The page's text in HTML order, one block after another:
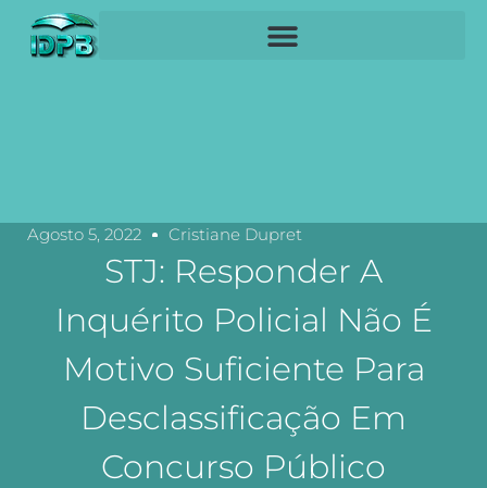
Agosto 5, 2022 Cristiane Dupret
STJ: Responder A
Inquérito Policial Não É
Motivo Suficiente Para
Desclassificação Em
Concurso Público